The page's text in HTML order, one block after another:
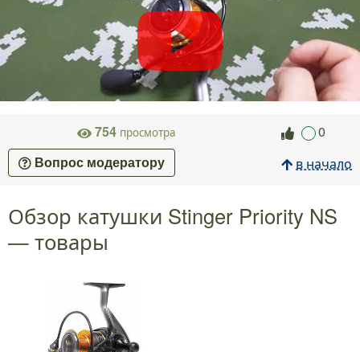
754 просмотра 0
Вопрос модератору в начало
Обзор катушки Stinger Priority NS
— товары